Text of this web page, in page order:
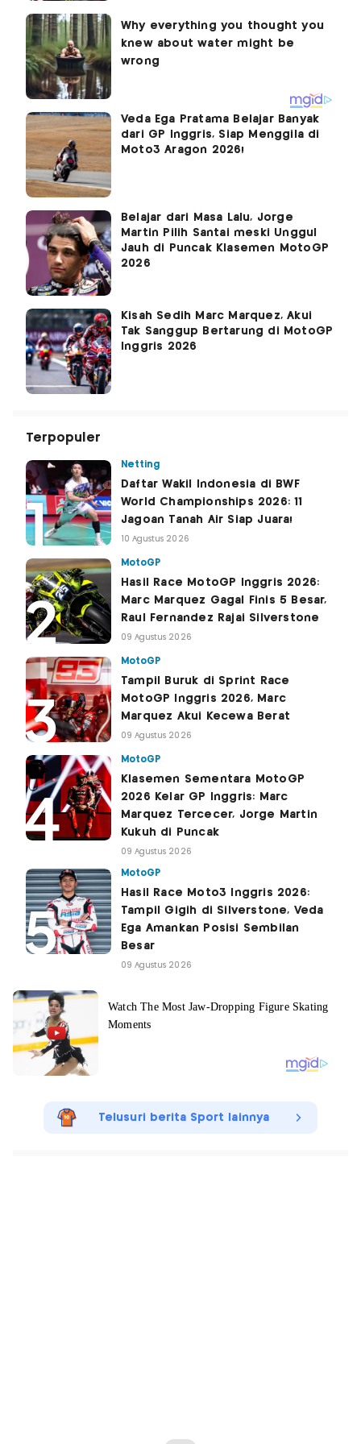
Veda Ega Pratama Belajar Banyak
dari GP Inggris, Siap Menggila di
Moto3 Aragon 2026!
Belajar dari Masa Lalu, Jorge
Martin Pilih Santai meski Unggul
Jauh di Puncak Klasemen MotoGP
2026
Kisah Sedih Marc Marquez, Akui
Tak Sanggup Bertarung di MotoGP
Inggris 2026
Terpopuler
Netting
Daftar Wakil Indonesia di BWF
World Championships 2026: 11
Jagoan Tanah Air Siap Juara!
10 Agustus 2026
MotoGP
Hasil Race MotoGP Inggris 2026:
Marc Marquez Gagal Finis 5 Besar,
Raul Fernandez Rajai Silverstone
09 Agustus 2026
MotoGP
Tampil Buruk di Sprint Race
MotoGP Inggris 2026, Marc
Marquez Akui Kecewa Berat
09 Agustus 2026
MotoGP
Klasemen Sementara MotoGP
2026 Kelar GP Inggris: Marc
Marquez Tercecer, Jorge Martin
Kukuh di Puncak
09 Agustus 2026
MotoGP
Hasil Race Moto3 Inggris 2026:
Tampil Gigih di Silverstone, Veda
Ega Amankan Posisi Sembilan
Besar
09 Agustus 2026
Telusuri berita Sport lainnya